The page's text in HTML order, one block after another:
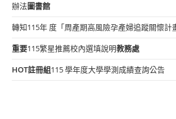
辦法圖書館
轉知115年 度「周產期高風險孕產婦追蹤關懷計
重要115繁星推薦校內選填說明教務處
HOT註冊組115 學年度大學學測成績查詢公告